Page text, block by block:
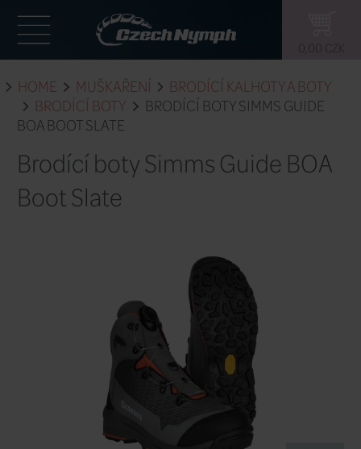
HOME MUŠKAŘENÍ
BRODÍCÍ BOTY
BRODÍCÍ BOTY
BOA BOOT SLATE